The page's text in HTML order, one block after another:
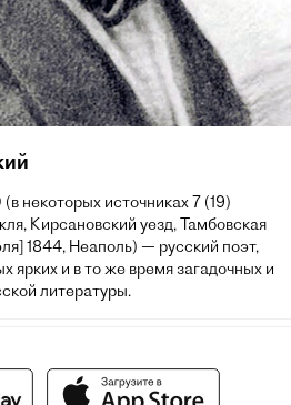
некоторых источниках 7 (19)
Кирсановский уезд, Тамбовская
1844, Неаполь) — русский поэт,
ярких и в то же время загадочных и
литературы.